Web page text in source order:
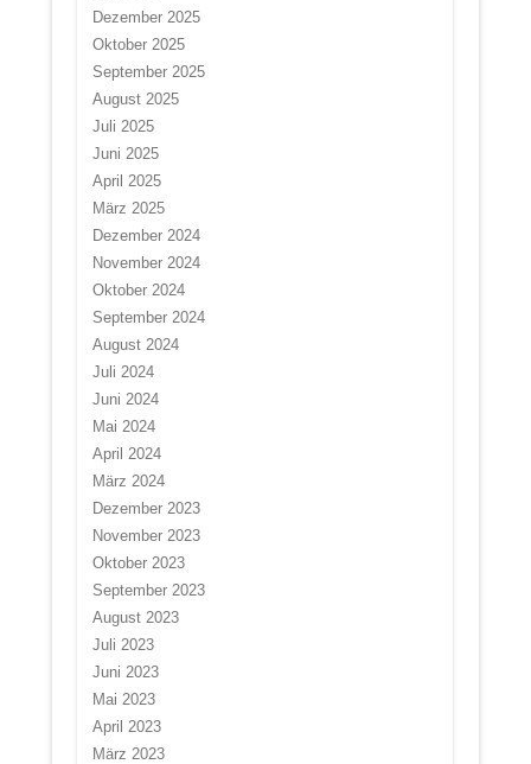
Dezember 2025
Oktober 2025
September 2025
August 2025
Juli 2025
Juni 2025
April 2025
März 2025
Dezember 2024
November 2024
Oktober 2024
September 2024
August 2024
Juli 2024
Juni 2024
Mai 2024
April 2024
März 2024
Dezember 2023
November 2023
Oktober 2023
September 2023
August 2023
Juli 2023
Juni 2023
Mai 2023
April 2023
März 2023